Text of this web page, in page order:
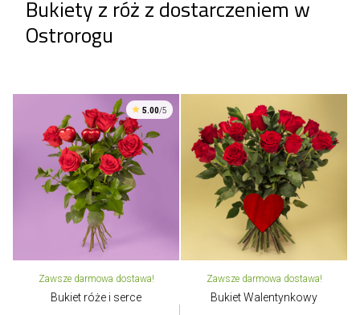
Bukiety z róż z dostarczeniem w
Ostrorogu
5.00/5
Zawsze darmowa dostawa!
Bukiet róże i serce
Zawsze darmowa dostawa!
Bukiet Walentynkowy